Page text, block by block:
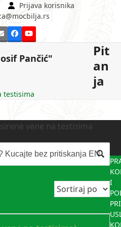
Prijava korisnika
EmailFacebookYouTube
Pančić"
Pit
an
ja
testisima
vene na testisima
I